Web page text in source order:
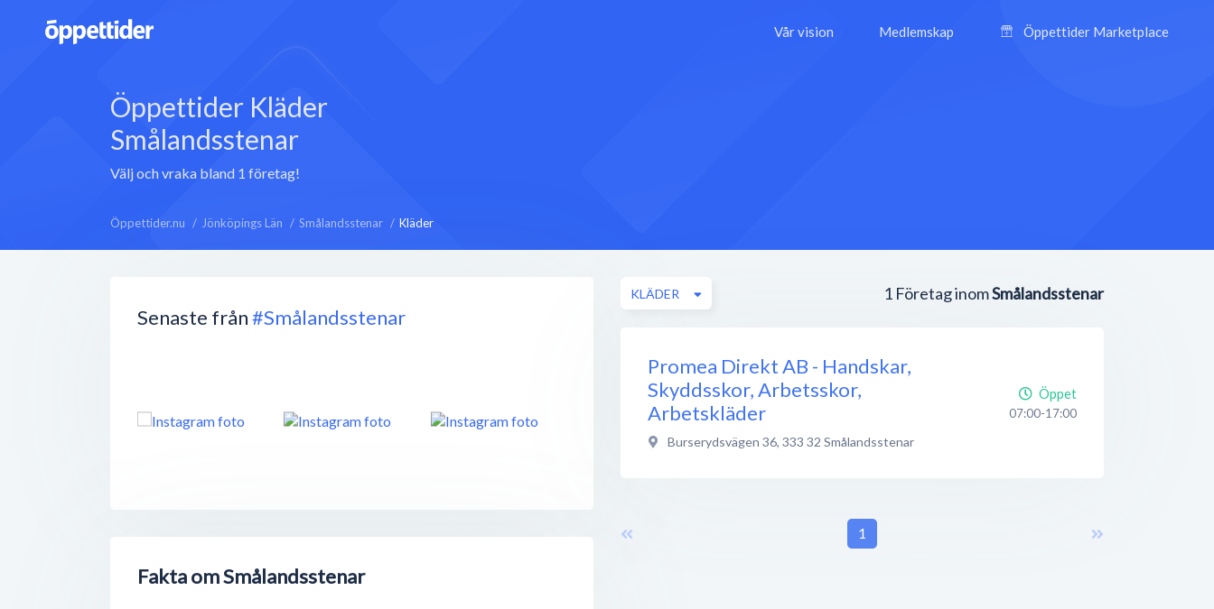
Vår vision Medlemskap Öppettider Marketplace
Öppettider Kläder
Smålandsstenar
Välj och vraka bland 1 företag!
Öppettider.nu Jönköpings Län Smålandsstenar Kläder
Senaste från#Smålandsstenar
Fakta om Smålandsstenar
1 Företag inomSmålandsstenar
KLÄDER
Promea Direkt AB - Handskar,
Skyddsskor, Arbetsskor,
Arbetskläder
Burserydsvägen 36, 333 32 Smålandsstenar
Öppet
07:00-17:00
1